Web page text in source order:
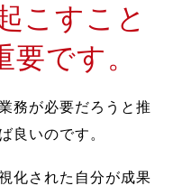
こすこと
です。
務が必要だろうと推
良いのです。
化された自分が成果